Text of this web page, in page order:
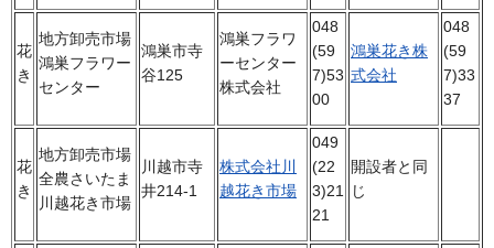
花
き
地方卸売市場
鴻巣フラワー
センター
鴻巣市寺
谷125
鴻巣フラワ
ーセンター
株式会社
048
(59
7)53
00
鴻巣花き株
式会社
048
(59
7)33
37
花
き
地方卸売市場
全農さいたま
川越花き市場
川越市寺
井214-1
株式会社川
越花き市場
049
(22
3)21
21
開設者と同
じ